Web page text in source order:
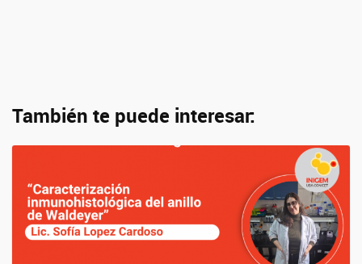
También te puede interesar: